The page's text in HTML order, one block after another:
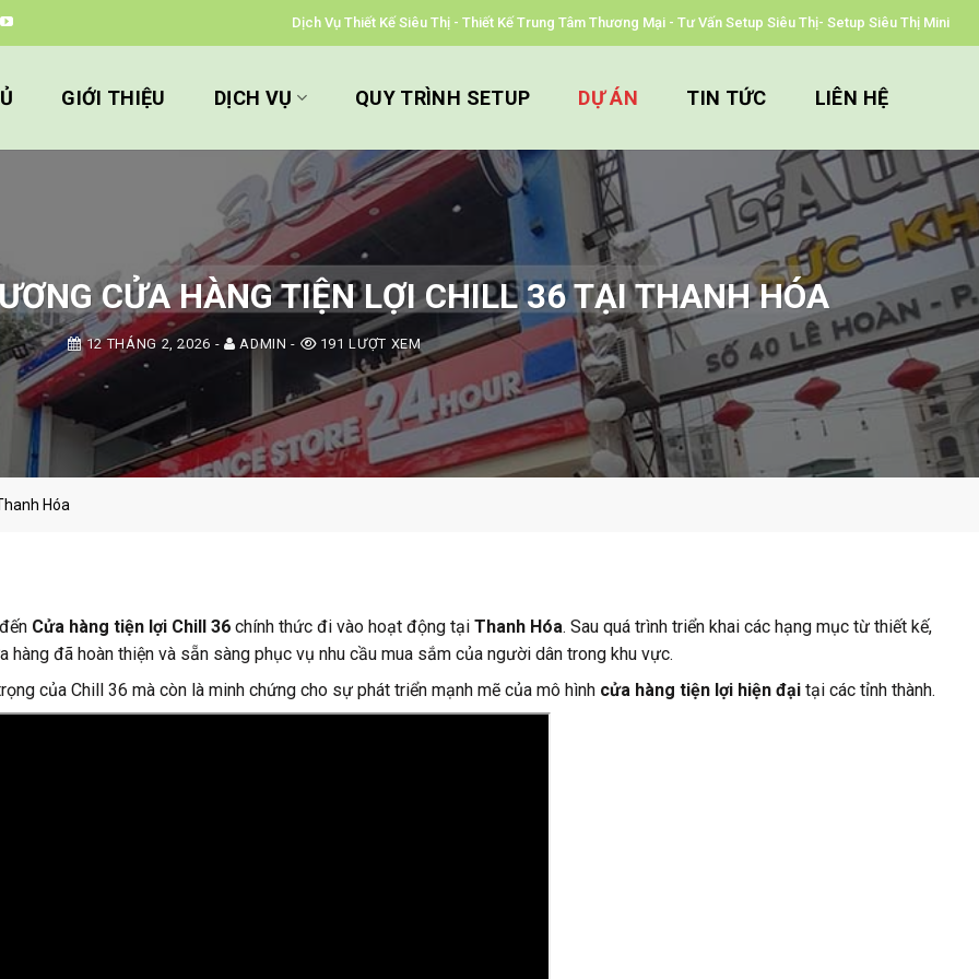
Dịch Vụ Thiết Kế Siêu Thị - Thiết Kế Trung Tâm Thương Mại - Tư Vấn Setup Siêu Thị- Setup Siêu Thị Mini
GIỚI THIỆU DỊCH VỤ QUY TRÌNH SETUP DỰ ÁN TIN TỨC LIÊN HỆ
CỬA HÀNG TIỆN LỢI CHILL 36 TẠI THANH HÓA
12 THÁNG 2, 2026 - ADMIN - 191 LƯỢT XEM
Hóa
đến Cửa hàng tiện lợi Chill 36 chính thức đi vào hoạt động tại Thanh Hóa. Sau quá trình triển khai các hạng mục từ thiết kế,
đã hoàn thiện và sẵn sàng phục vụ nhu cầu mua sắm của người dân trong khu vực.
của Chill 36 mà còn là minh chứng cho sự phát triển mạnh mẽ của mô hình cửa hàng tiện lợi hiện đại tại các tỉnh thành.